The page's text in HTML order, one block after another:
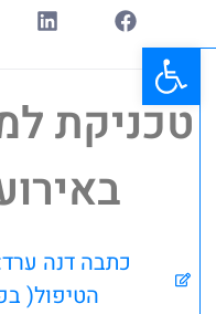
פתח סרגל נגישות
טכניקת
כתבה דנה
הטיפול(